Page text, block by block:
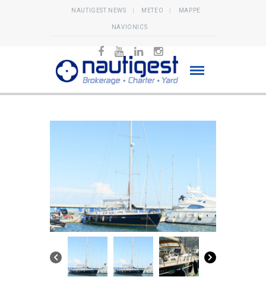
NAUTIGEST NEWS METEO MAPPE
NAVIONICS